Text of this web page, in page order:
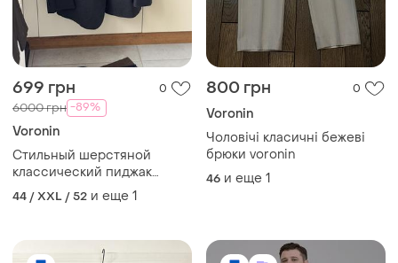
699 грн 0
6000 грн -89%
Voronin
Стильный шерстяной
классический пиджак
блейзер voronin размер
128-124 темно серый
44 / XXL / 52 и еще 1
800 грн 0
Voronin
Чоловічі класичні бежеві
брюки voronin
46 и еще 1